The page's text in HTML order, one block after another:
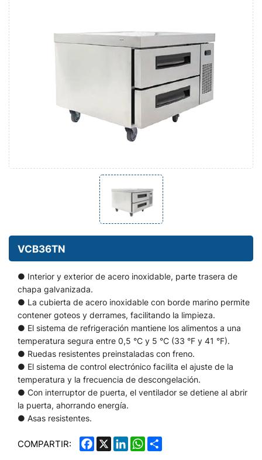
VCB36TN
● Interior y exterior de acero inoxidable, parte trasera de
chapa galvanizada.
● La cubierta de acero inoxidable con borde marino permite
contener goteos y derrames, facilitando la limpieza.
● El sistema de refrigeración mantiene los alimentos a una
temperatura segura entre 0,5 °C y 5 °C (33 °F y 41 °F).
● Ruedas resistentes preinstaladas con freno.
● El sistema de control electrónico facilita el ajuste de la
temperatura y la frecuencia de descongelación.
● Con interruptor de puerta, el ventilador se detiene al abrir
la puerta, ahorrando energía.
● Asas resistentes.
COMPARTIR: FACEBOOK
X LINKEDINWHATSAPP